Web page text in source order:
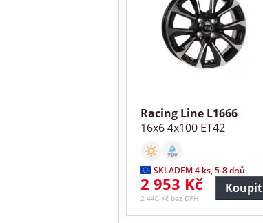
Racing Line L1666
16x6 4x100 ET42
SKLADEM 4 ks, 5-8 dnů
2 953 Kč
2 440 Kč bez DPH
Koupit